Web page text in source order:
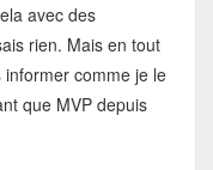
avec des
rien. Mais en tout
comme je le
que MVP depuis